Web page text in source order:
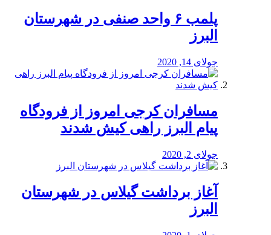
پلمب ۶ واحد صنفی در شهرستان
البرز
جولای 14, 2020
مسافران کرجی امروز از فرودگاه
پیام البرز راهی کیش شدند
جولای 2, 2020
آغاز برداشت گیلاس در شهرستان
البرز